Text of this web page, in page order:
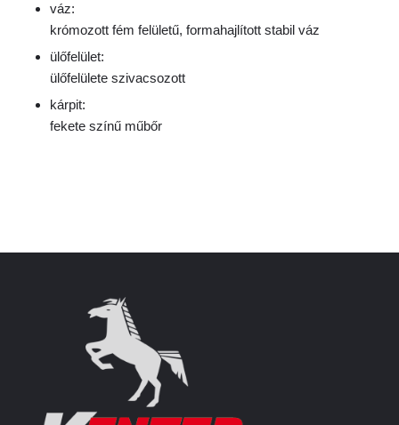
váz:
krómozott fém felületű, formahajlított stabil váz
ülőfelület:
ülőfelülete szivacsozott
kárpit:
fekete színű műbőr